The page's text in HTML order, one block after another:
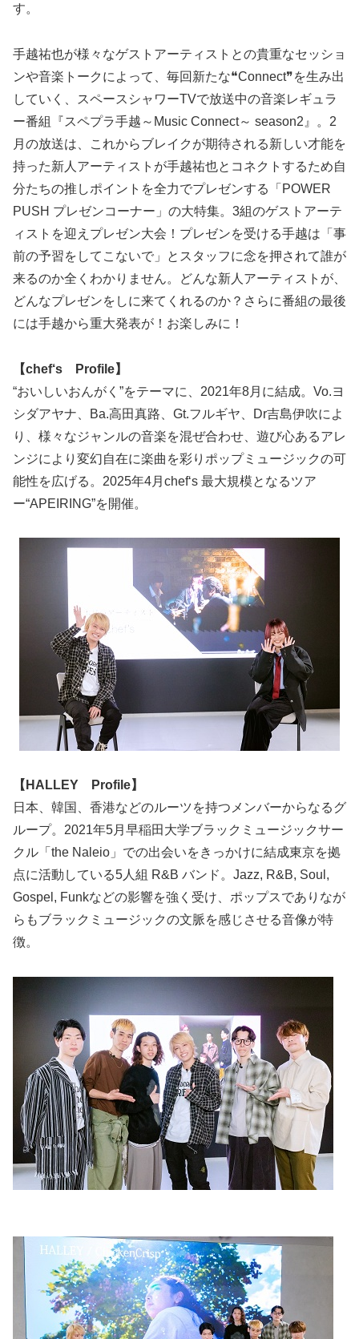
す。
手越祐也が様々なゲストアーティストとの貴重なセッショ
ンや音楽トークによって、毎回新たな❝Connect❞を生み出
していく、スペースシャワーTVで放送中の音楽レギュラ
ー番組『スペプラ手越～Music Connect～ season2』。2
月の放送は、これからブレイクが期待される新しい才能を
持った新人アーティストが手越祐也とコネクトするため自
分たちの推しポイントを全力でプレゼンする「POWER
PUSH プレゼンコーナー」の大特集。3組のゲストアーテ
ィストを迎えプレゼン大会！プレゼンを受ける手越は「事
前の予習をしてこないで」とスタッフに念を押されて誰が
来るのか全くわかりません。どんな新人アーティストが、
どんなプレゼンをしに来てくれるのか？さらに番組の最後
には手越から重大発表が！お楽しみに！
【chef‘s Profile】
“おいしいおんがく”をテーマに、2021年8月に結成。Vo.ヨ
シダアヤナ、Ba.高田真路、Gt.フルギヤ、Dr吉島伊吹によ
り、様々なジャンルの音楽を混ぜ合わせ、遊び心あるアレ
ンジにより変幻自在に楽曲を彩りポップミュージックの可
能性を広げる。2025年4月chef‘s 最大規模となるツア
ー“APEIRING”を開催。
【HALLEY Profile】
日本、韓国、香港などのルーツを持つメンバーからなるグ
ループ。2021年5月早稲田大学ブラックミュージックサー
クル「the Naleio」での出会いをきっかけに結成東京を拠
点に活動している5人組 R&B バンド。Jazz, R&B, Soul,
Gospel, Funkなどの影響を強く受け、ポップスでありなが
らもブラックミュージックの文脈を感じさせる音像が特
徴。